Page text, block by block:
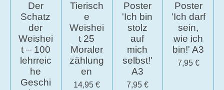
Der
Schatz
der
Weishei
t – 100
lehrreic
he
Geschi
Tierisch
e
Weishei
t 25
Moraler
zählung
en
14,95 €
Poster
'Ich bin
stolz
auf
mich
selbst!'
A3
7,95 €
Poster
'Ich darf
sein,
wie ich
bin!' A3
7,95 €